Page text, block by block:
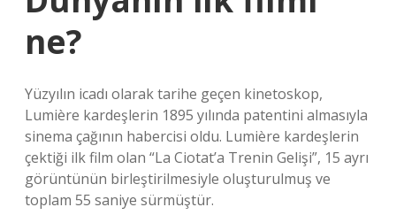
ne?
Yüzyılın icadı olarak tarihe geçen kinetoskop,
Lumière kardeşlerin 1895 yılında patentini almasıyla
sinema çağının habercisi oldu. Lumière kardeşlerin
çektiği ilk film olan “La Ciotat’a Trenin Gelişi”, 15 ayrı
görüntünün birleştirilmesiyle oluşturulmuş ve
toplam 55 saniye sürmüştür.